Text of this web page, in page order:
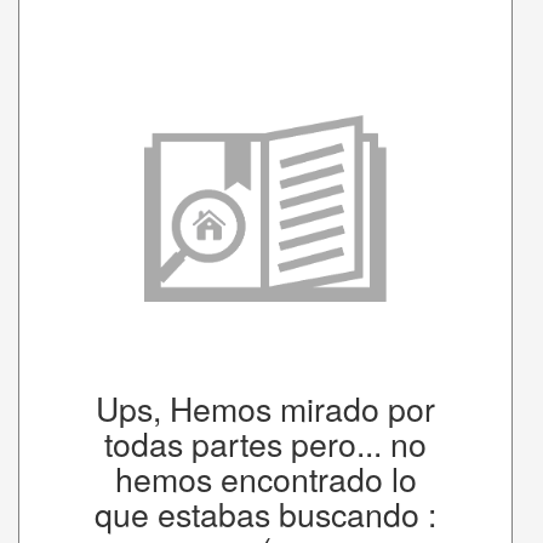
Ups, Hemos mirado por
todas partes pero... no
hemos encontrado lo
que estabas buscando :